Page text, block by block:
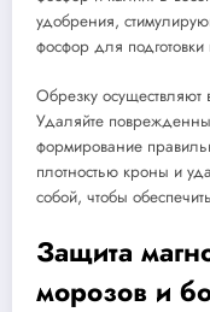
удобрения,
фосфор для подготовки
Обрезку
Удаляйте
формирование
плотностью кроны и
собой, чтобы
Защита
морозов и